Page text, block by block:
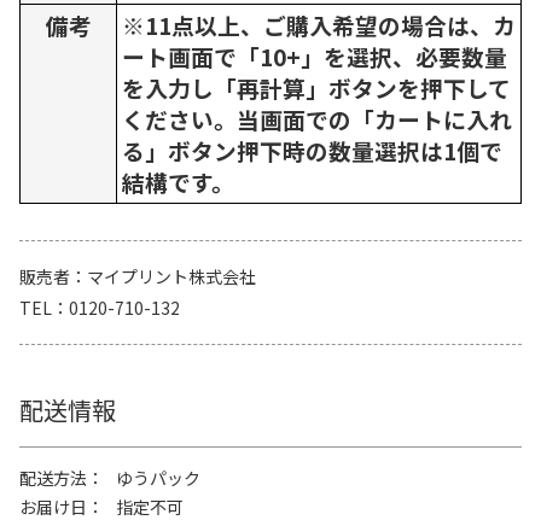
備考
※11点以上、ご購入希望の場合は、カ
ート画面で「10+」を選択、必要数量
を入力し「再計算」ボタンを押下して
ください。当画面での「カートに入れ
る」ボタン押下時の数量選択は1個で
結構です。
販売者
マイプリント株式会社
TEL
0120-710-132
配送情報
配送方法
ゆうパック
お届け日
指定不可